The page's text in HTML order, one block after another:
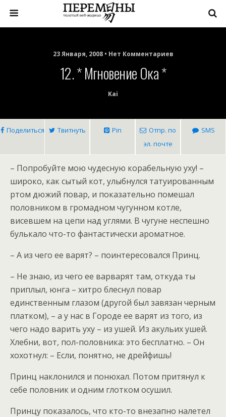
23 Января, 2008 • Нет Комментариев
12. * Мгновение Ока *
Kai
Поделиться Твитнуть Pin
Отпр. по
эл. почте
SMS
– Попробуйте мою чудесную корабельную уху! –
широко, как сытый кот, улыбнулся татуированным
ртом дюжий повар, и показательно помешал
половником в громадном чугунном котле,
висевшем на цепи над углями. В чугуне неспешно
булькало что-то фантастически ароматное.
– А из чего ее варят? – поинтересовался Принц.
– Не знаю, из чего ее варварят там, откуда ты
приплыл, юнга – хитро блеснул повар
единственным глазом (другой был завязан черным
платком), – а у нас в Городе ее варят из того, из
чего надо варить уху – из ушей. Из акульих ушей.
Хлебни, вот, пол-половника: это бесплатно. – Он
хохотнул: – Если, понятно, не дрейфишь!
Принц наклонился и понюхал. Потом притянул к
себе половник и одним глотком осушил.
Принцу показалось, что кто-то внезапно налетел